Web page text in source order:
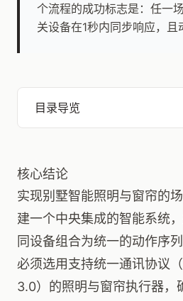
个流程的成功标志是：任一
关设备在1秒内同步响应，且
目录导览
核心结论
实现别墅智能照明与窗帘的
建一个中央集成的智能系统
同设备组合为统一的动作序
必须选用支持统一通讯协议
3.0）的照明与窗帘执行器，